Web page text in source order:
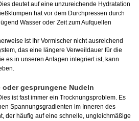
deutet auf eine unzureichende Hydratation
hat vor dem Durchpressen durch
Wasser oder Zeit zum Aufquellen
ist Ihr Vormischer nicht ausreichend
das eine längere Verweildauer für die
es in unseren Anlagen integriert ist, kann
oder gesprungene Nudeln
ist fast immer ein Trocknungsproblem. Es
Spannungsgradienten im Inneren des
der häufig auf eine schnelle, ungleichmäßige